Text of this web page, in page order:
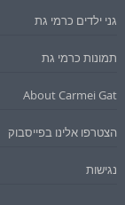
גני ילדים כרמי גת
תמונות כרמי גת
About Carmei Gat
הצטרפו אלינו בפייסבוק
נגישות